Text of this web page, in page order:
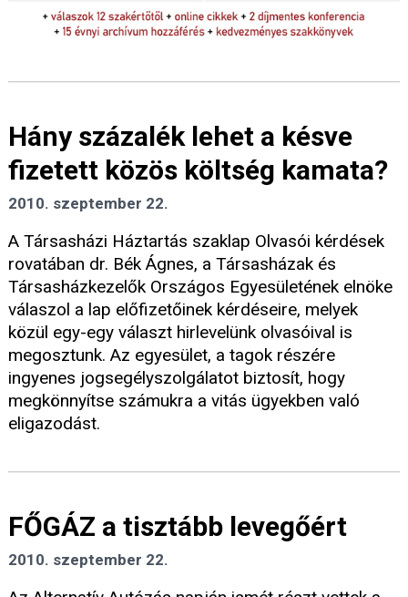
Hány százalék lehet a késve
fizetett közös költség kamata?
2010. szeptember 22.
A Társasházi Háztartás szaklap Olvasói kérdések
rovatában dr. Bék Ágnes, a Társasházak és
Társasházkezelők Országos Egyesületének elnöke
válaszol a lap előfizetőinek kérdéseire, melyek
közül egy-egy választ hirlevelünk olvasóival is
megosztunk. Az egyesület, a tagok részére
ingyenes jogsegélyszolgálatot biztosít, hogy
megkönnyítse számukra a vitás ügyekben való
eligazodást.
FŐGÁZ a tisztább levegőért
2010. szeptember 22.